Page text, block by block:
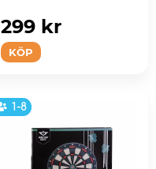
KÖP
299 kr
1-8